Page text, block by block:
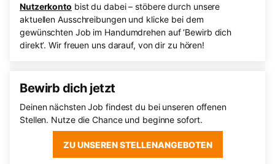
Nutzerkonto bist du dabei – stöbere durch unsere
aktuellen Ausschreibungen und klicke bei dem
gewünschten Job im Handumdrehen auf ‘Bewirb dich
direkt’. Wir freuen uns darauf, von dir zu hören!
Bewirb dich jetzt
Deinen nächsten Job findest du bei unseren offenen
Stellen. Nutze die Chance und beginne sofort.
ZU UNSEREN STELLENANGEBOTEN